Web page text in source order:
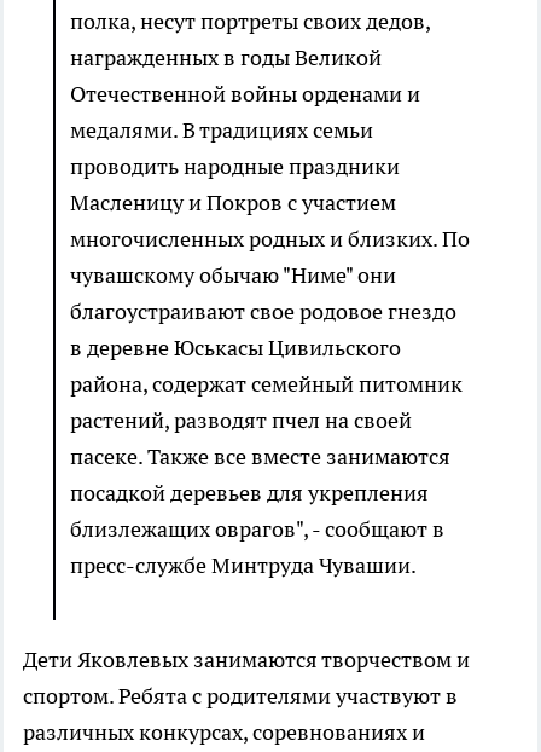
полка, несут портреты своих дедов,
награжденных в годы Великой
Отечественной войны орденами и
медалями. В традициях семьи
проводить народные праздники
Масленицу и Покров с участием
многочисленных родных и близких. По
чувашскому обычаю "Ниме" они
благоустраивают свое родовое гнездо
в деревне Юськасы Цивильского
района, содержат семейный питомник
растений, разводят пчел на своей
пасеке. Также все вместе занимаются
посадкой деревьев для укрепления
близлежащих оврагов", - сообщают в
пресс-службе Минтруда Чувашии.
Дети Яковлевых занимаются творчеством и
спортом. Ребята с родителями участвуют в
различных конкурсах, соревнованиях и